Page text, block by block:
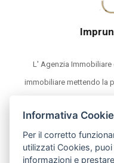
L' Agenzia
immobiliare mettendo la
© |
Informativa Cookie
Per il corretto
utilizzati Cookies,
informazioni e